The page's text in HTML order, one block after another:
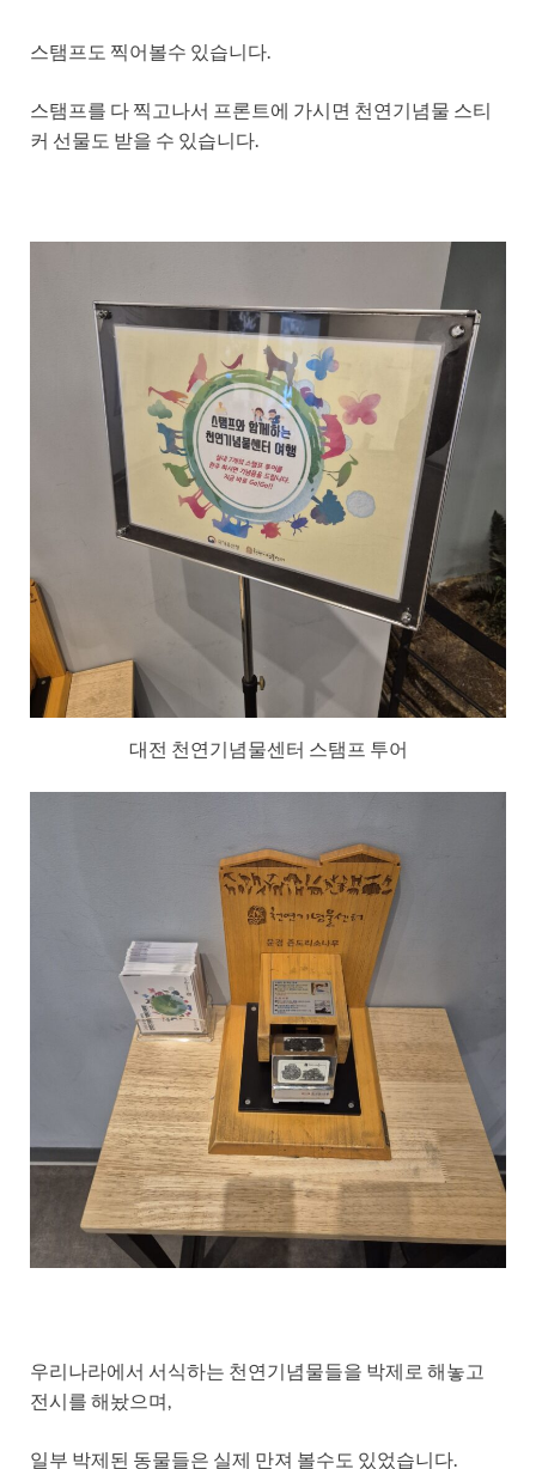
스탬프도 찍어볼수 있습니다.
스탬프를 다 찍고나서 프론트에 가시면 천연기념물 스티
커 선물도 받을 수 있습니다.
대전 천연기념물센터 스탬프 투어
우리나라에서 서식하는 천연기념물들을 박제로 해놓고
전시를 해놨으며,
일부 박제된 동물들은 실제 만져 볼수도 있었습니다.